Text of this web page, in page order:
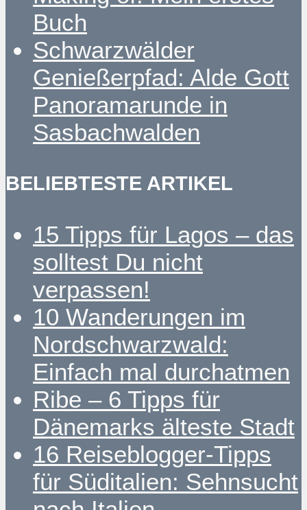
Buch
Schwarzwälder
Genießerpfad: Alde Gott
Panoramarunde in
Sasbachwalden
BELIEBTESTE ARTIKEL
15 Tipps für Lagos – das
solltest Du nicht
verpassen!
10 Wanderungen im
Nordschwarzwald:
Einfach mal durchatmen
Ribe – 6 Tipps für
Dänemarks älteste Stadt
16 Reiseblogger-Tipps
für Süditalien: Sehnsucht